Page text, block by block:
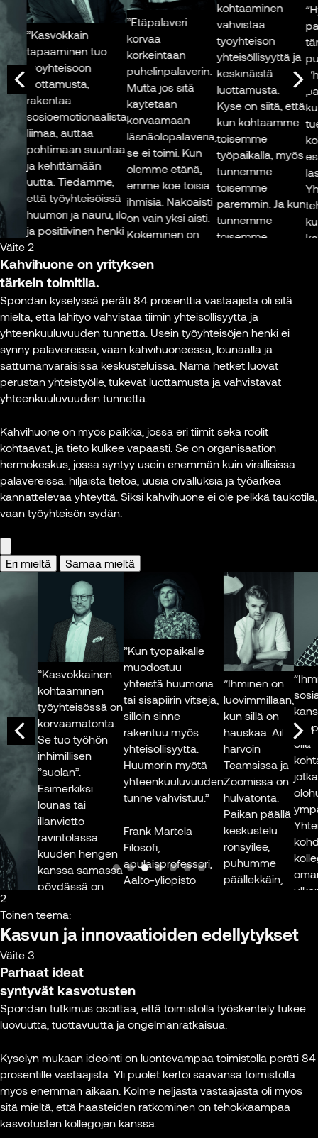
”Kasvokkain
tapaaminen tuo
työyhteisöön
luottamusta,
rakentaa
sosioemotionaalista
liimaa, auttaa
pohtimaan suuntaa
ja kehittämään
uutta. Tiedämme,
että työyhteisöissä
huumori ja nauru, ilo
ja positiivinen henki
ovat tärkeää
pääomaa.”
Juha Äkräs
Johtamisen
asiantuntija,
Executive in
residence, Aalto-
yliopisto
Rekomaa,
Lehtikuva
”Etäpalaveri
korvaa
korkeintaan
puhelinpalaverin.
Mutta jos sitä
käytetään
korvaamaan
läsnäolopalaveria,
se ei toimi. Kun
olemme etänä,
emme koe toisia
ihmisiä. Näköaisti
on vain yksi aisti.
Kokeminen on
asia ja ihmisen
samassa tilassa.
Ihmisten
katseleminen
ruudun
välityksellä on
kuin laittaisi
yrittäisi ottaa sen
kiinni lasin läpi.
Ruudun takaa
todellisuus on
epätodellinen.
Kun
ihminen, jokainen
ulottuvuutensa
tilanteeseen.
Tämä jää
etätapaamisissa
saavuttamatta.”
Henrik Dettmann
Valmentaja
Kuva: Mikko Stig,
Lehtikuva
kohtaaminen
vahvistaa
työyhteisön
yhteisöllisyyttä ja
keskinäistä
luottamusta.
Kyse on siitä, että
kun kohtaamme
toisemme
työpaikalla, myös
tunnemme
toisemme
paremmin. Ja kun
tunnemme
toisemme,
Työn
merkityksellisyys
muodostuu siitä,
että psykologiset
perustarpeemme
täyttyvät. Se
toteuttaa itseään
ja osaamistaan,
hän voi kehittyä
työssään ja
tehdä itselleen
työssä hyviä
kohtaamisia
toisten ihmisten
kanssa –
kollegoiden ja
asiakkaiden.
Tällöin hänellä on
yhteys omaan
itseensä ja
yhteys toisiin
ihmisiin.”
Frank Martela
Filosofi,
apulaisprofessori,
Aalto-yliopisto
Kuva: Johannes
Terhemaa
kuin
tuen
Virpi
Väite 2
Kahvihuone on yrityksen
tärkein toimitila.
Spondan kyselyssä peräti 84 prosenttia vastaajista oli sitä
mieltä, että lähityö vahvistaa tiimin yhteisöllisyyttä ja
yhteenkuuluvuuden tunnetta. Usein työyhteisöjen henki ei
synny palavereissa, vaan kahvihuoneessa, lounaalla ja
sattumanvaraisissa keskusteluissa. Nämä hetket luovat
perustan yhteistyölle, tukevat luottamusta ja vahvistavat
yhteenkuuluvuuden tunnetta.
Kahvihuone on myös paikka, jossa eri tiimit sekä roolit
kohtaavat, ja tieto kulkee vapaasti. Se on organisaation
hermokeskus, jossa syntyy usein enemmän kuin virallisissa
palavereissa: hiljaista tietoa, uusia oivalluksia ja työarkea
kannattelevaa yhteyttä. Siksi kahvihuone ei ole pelkkä taukotila,
vaan työyhteisön sydän.
Eri mieltä Samaa mieltä
”Kasvokkainen
kohtaaminen
työyhteisössä on
korvaamatonta.
Se tuo työhön
inhimillisen
”suolan”.
Esimerkiksi
lounas tai
illanvietto
ravintolassa
kuuden hengen
kanssa samassa
pöydässä on
kuin yrittää
käydä samaa
keskustelua eri
paikoista
etäyhteyden
kautta. Fyysinen
läsnäolo
synnyttää aivan
vuorovaikutusta
ja
ajatustenvaihtoa,
jota ei voi täysin
korvata
”Kun työpaikalle
muodostuu
yhteistä huumoria
tai sisäpiirin vitsejä,
silloin sinne
rakentuu myös
yhteisöllisyyttä.
Huumorin myötä
yhteenkuuluvuuden
tunne vahvistuu.”
Frank Martela
Filosofi,
apulaisprofessori,
Aalto-yliopisto
Terhemaa
”Ihminen on
luovimmillaan,
kun sillä on
hauskaa. Aika
harvoin
Teamsissa ja
Zoomissa on
hulvatonta.
Paikan päällä
keskustelu
rönsyilee,
puhumme
päällekkäin,
näemme
toistemme
saamme
leikkiä. Silloin
innovoitua
uutta.”
Perttu
olla
jotka
oman
tekee
2
Toinen teema:
Kasvun ja innovaatioiden edellytykset
Väite 3
Parhaat ideat
syntyvät kasvotusten
Spondan tutkimus osoittaa, että toimistolla työskentely tukee
luovuutta, tuottavuutta ja ongelmanratkaisua.
Kyselyn mukaan ideointi on luontevampaa toimistolla peräti 84
prosentille vastaajista. Yli puolet kertoi saavansa toimistolla
myös enemmän aikaan. Kolme neljästä vastaajasta oli myös
sitä mieltä, että haasteiden ratkominen on tehokkaampaa
kasvotusten kollegojen kanssa.